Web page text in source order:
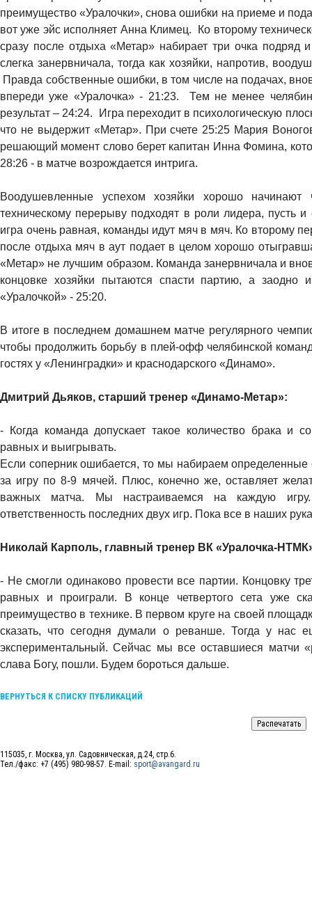
преимущество «Уралочки», снова ошибки на приеме и
вот уже эйс исполняет Анна Климец. Ко второму
сразу после отдыха «Метар» набирает три очка подряд
слегка занервничала, тогда как хозяйки, напротив,
Правда собственные ошибки, в том числе на подачах,
впереди уже «Уралочка» - 21:23. Тем не менее
результат – 24:24. Игра переходит в психологическую
что не выдержит «Метар». При счете 25:25 Мария
решающий момент слово берет капитан Инна Фомина,
28:26 - в матче возрождается интрига.
Воодушевленные успехом хозяйки хорошо
техническому перерыву подходят в роли лидера,
игра очень равная, команды идут мяч в мяч. Ко второму
после отдыха мяч в аут подает в целом хорошо
«Метар» не лучшим образом. Команда занервничала и
концовке хозяйки пытаются спасти партию, а заодно
«Уралочкой» - 25:20.
В итоге в последнем домашнем матче регулярного
чтобы продолжить борьбу в плей-офф челябинской
гостях у «Ленинградки» и краснодарского «Динамо».
Дмитрий Дьяков, старший тренер «Динамо-Метар»:
- Когда команда допускает такое количество брака и
равных и выигрывать.
Если соперник ошибается, то мы набираем определенные
за игру по 8-9 мячей. Плюс, конечно же, оставляет
важных матча. Мы настраиваемся на каждую
ответственность последних двух игр. Пока все в наших
Николай Карполь, главный тренер ВК «Уралочка-
- Не смогли одинаково провести все партии. Концовку
равных и проиграли. В конце четвертого сета уже
преимущество в технике. В первом круге на своей
сказать, что сегодня думали о реванше. Тогда у нас
экспериментальный. Сейчас мы все оставшиеся матчи
слава Богу, пошли. Будем бороться дальше.
ВЕРНУТЬСЯ К СПИСКУ ПУБЛИКАЦИЙ
115035, г. Москва, ул. Садовническая, д.24, стр.6.
Тел./факс: +7 (495) 980-98-57. E-mail: sport@avangard.ru